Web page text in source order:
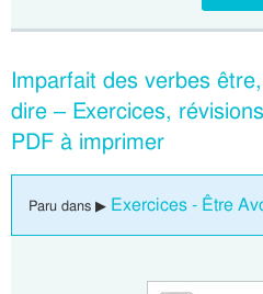
Imparfait des verbes
dire – Exercices,
PDF à imprimer
Paru dans ▶ Exercices - Être